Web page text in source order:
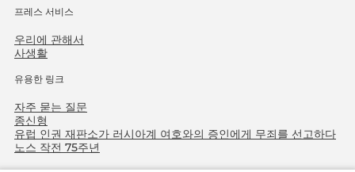
프레스 서비스
우리에 관해서
사생활
유용한 링크
자주 묻는 질문
종신형
유럽 인권 재판소가 러시아계 여호와의 증인에게 무죄를 선고하다
노스 작전 75주년